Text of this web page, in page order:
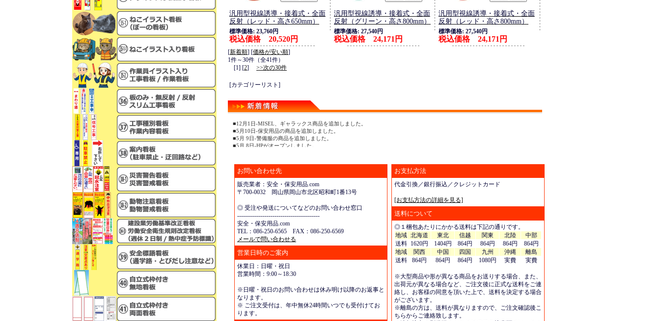
汎用型視線誘導・接着式・全面
反射（レッド・高さ650mm）
標準価格: 23,760円
税込価格 20,520円
汎用型視線誘導・接着式・全面
反射（グリーン・高さ800mm）
標準価格: 27,540円
税込価格 24,171円
汎用型視線誘導・接着式・全面
反射（レッド・高さ800mm）
標準価格: 27,540円
税込価格 24,171円
[新着順] [価格が安い順]
1件～30件（全41件）
[1] [2] >>次の30件
[カテゴリーリスト]
■12月1日-MISEL、ギャラックス商品を追加しました。
■5月10日-保安用品の商品を追加しました。
■5月 9日-警備服の商品を追加しました。
■5月 8日-HPがオープンしました。
お問い合わせ先
販売業者：安全・保安用品.com
〒700-0032 岡山県岡山市北区昭和町1番13号
◎ 受注や発送についてなどのお問い合わせ窓口
------------------------------------------
安全・保安用品.com
TEL：086-250-6565 FAX：086-250-6569
メールで問い合わせる
営業日時のご案内
休業日：日曜・祝日
営業時間：9:00～18:30
※日曜・祝日のお問い合わせは休み明け以降のお返事と
なります。
※ ご注文受付は、年中無休24時間いつでも受付けてお
ります。
お支払方法
代金引換／銀行振込／クレジットカード
[お支払方法の詳細を見る]
送料について
◎１梱包あたりにかかる送料は下記の通りです。
地域 北海道 東北 信越 関東 北陸
中部
送料
1620円 1404円 864円 864円 864円
864円
地域
関西 中国 四国 九州 沖縄
離島
送料
864円 864円 864円 1080円 実費 実費
※大型商品や形が異なる商品をお送りする場合、また、
出荷元が異なる場合など、ご注文後に正式な送料をご連
絡し、お客様の同意を頂いた上で、送料を決定する場合
がございます。
※離島の方は、送料が異なりますので、ご注文確認後こ
ちらからご連絡致します。